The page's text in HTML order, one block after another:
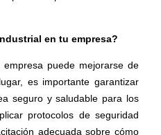
en tu empresa?
puede mejorarse de
es importante garantizar
seguro y saludable para los
protocolos de seguridad
adecuada sobre cómo